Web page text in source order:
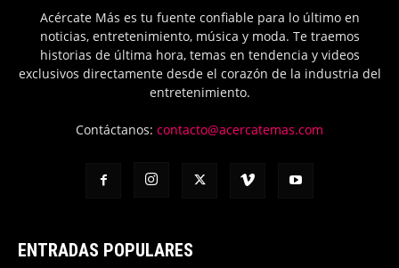
Acércate Más es tu fuente confiable para lo último en
noticias, entretenimiento, música y moda. Te traemos
historias de última hora, temas en tendencia y videos
exclusivos directamente desde el corazón de la industria del
entretenimiento.
Contáctanos: contacto@acercatemas.com
ENTRADAS POPULARES